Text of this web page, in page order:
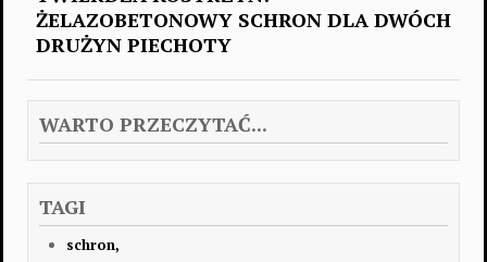
ŻELAZOBETONOWY SCHRON DLA DWÓCH
DRUŻYN PIECHOTY
WARTO PRZECZYTAĆ...
TAGI
schron,